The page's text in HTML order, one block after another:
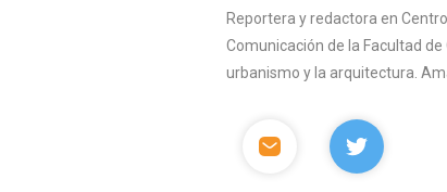
Reportera y redactora en
Comunicación de la Facultad
urbanismo y la arquitectura.